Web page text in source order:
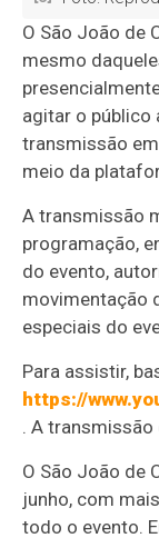
O São João de
mesmo
agitar o público
transmissão
meio da
A transmissão
programação,
do evento,
movimentação
especiais do
Para assistir,
https://
. A
O São João de
junho, com
todo o evento.